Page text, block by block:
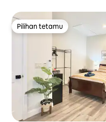
Pilihan tetamu
Pilihan tetamu